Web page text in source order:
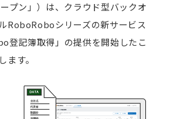
プン」）は、クラウド型バックオ
RoboRoboシリーズの新サービス
登記簿取得」の提供を開始したこ
ます。